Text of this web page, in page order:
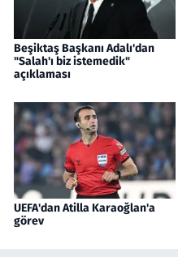
Beşiktaş Başkanı Adalı'dan
"Salah'ı biz istemedik"
açıklaması
UEFA'dan Atilla Karaoğlan'a
görev